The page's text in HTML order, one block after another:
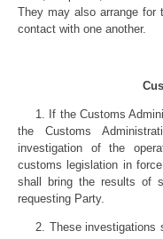
They may also arrange
contact with one another.
1. If the Customs
the Customs
investigation of the
customs legislation in
shall bring the results of
requesting Party.
2. These investigations